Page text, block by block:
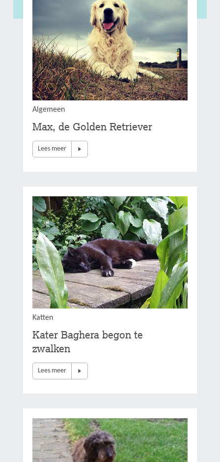
Algemeen
Max, de Golden Retriever
Lees meer
Katten
Kater Baghera begon te
zwalken
Lees meer